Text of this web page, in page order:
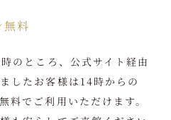
料
のところ、公式サイト経由
したお客様は14時からの
料でご利用いただけます。